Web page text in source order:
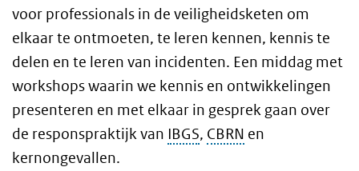
voor professionals in de veiligheidsketen om
elkaar te ontmoeten, te leren kennen, kennis te
delen en te leren van incidenten. Een middag met
workshops waarin we kennis en ontwikkelingen
presenteren en met elkaar in gesprek gaan over
de responspraktijk van IBGS, CBRN en
kernongevallen.